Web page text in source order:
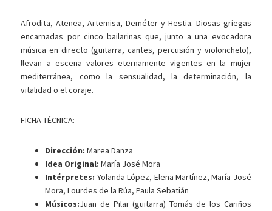
Afrodita, Atenea, Artemisa, Deméter y Hestia. Diosas griegas
encarnadas por cinco bailarinas que, junto a una evocadora
música en directo (guitarra, cantes, percusión y violonchelo),
llevan a escena valores eternamente vigentes en la mujer
mediterránea, como la sensualidad, la determinación, la
vitalidad o el coraje.
FICHA TÉCNICA:
Dirección: Marea Danza
Idea Original:María José Mora
Intérpretes: Yolanda López, Elena Martínez, María José
Mora, Lourdes de la Rúa, Paula Sebatián
Músicos:Juan de Pilar (guitarra) Tomás de los Cariños